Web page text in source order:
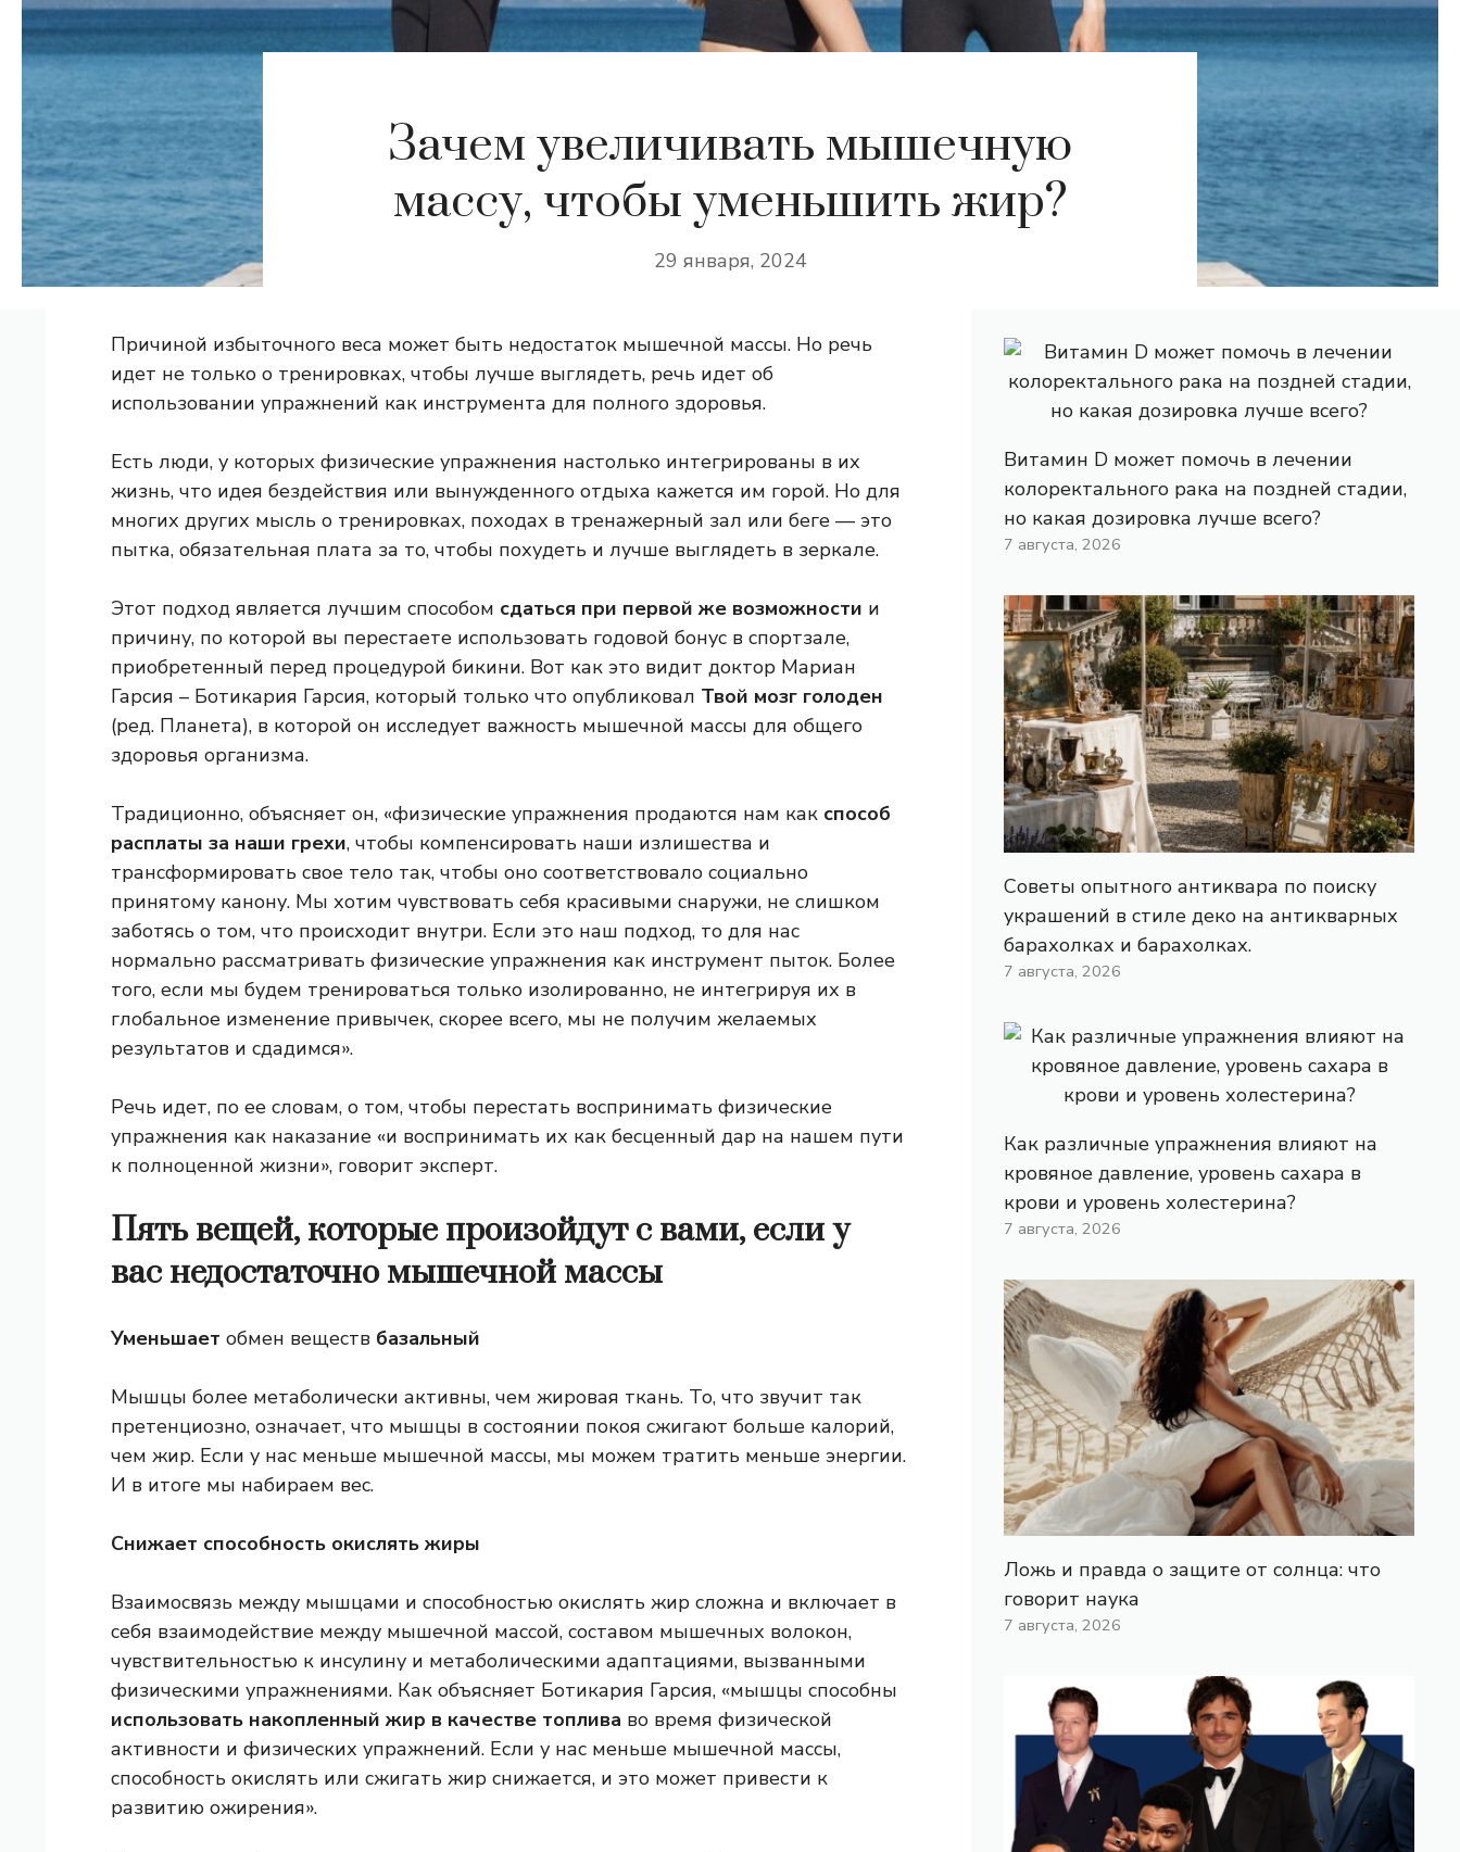
Зачем увеличивать мышечную
массу, чтобы уменьшить жир?
29 января, 2024
Причиной избыточного веса может быть недостаток мышечной массы. Но речь
идет не только о тренировках, чтобы лучше выглядеть, речь идет об
использовании упражнений как инструмента для полного здоровья.
Есть люди, у которых физические упражнения настолько интегрированы в их
жизнь, что идея бездействия или вынужденного отдыха кажется им горой. Но для
многих других мысль о тренировках, походах в тренажерный зал или беге — это
пытка, обязательная плата за то, чтобы похудеть и лучше выглядеть в зеркале.
Этот подход является лучшим способом сдаться при первой же возможности и
причину, по которой вы перестаете использовать годовой бонус в спортзале,
приобретенный перед процедурой бикини. Вот как это видит доктор Мариан
Гарсия – Ботикария Гарсия, который только что опубликовал Твой мозг голоден
(ред. Планета), в которой он исследует важность мышечной массы для общего
здоровья организма.
Традиционно, объясняет он, «физические упражнения продаются нам как способ
расплаты за наши грехи, чтобы компенсировать наши излишества и
трансформировать свое тело так, чтобы оно соответствовало социально
принятому канону. Мы хотим чувствовать себя красивыми снаружи, не слишком
заботясь о том, что происходит внутри. Если это наш подход, то для нас
нормально рассматривать физические упражнения как инструмент пыток. Более
того, если мы будем тренироваться только изолированно, не интегрируя их в
глобальное изменение привычек, скорее всего, мы не получим желаемых
результатов и сдадимся».
Речь идет, по ее словам, о том, чтобы перестать воспринимать физические
упражнения как наказание «и воспринимать их как бесценный дар на нашем пути
к полноценной жизни», говорит эксперт.
Пять вещей, которые произойдут с вами, если у
вас недостаточно мышечной массы
Уменьшает обмен веществ базальный
Мышцы более метаболически активны, чем жировая ткань. То, что звучит так
претенциозно, означает, что мышцы в состоянии покоя сжигают больше калорий,
чем жир. Если у нас меньше мышечной массы, мы можем тратить меньше энергии.
И в итоге мы набираем вес.
Снижает способность окислять жиры
Взаимосвязь между мышцами и способностью окислять жир сложна и включает в
себя взаимодействие между мышечной массой, составом мышечных волокон,
чувствительностью к инсулину и метаболическими адаптациями, вызванными
физическими упражнениями. Как объясняет Ботикария Гарсия, «мышцы способны
использовать накопленный жир в качестве топлива во время физической
активности и физических упражнений. Если у нас меньше мышечной массы,
способность окислять или сжигать жир снижается, и это может привести к
развитию ожирения».
Витамин D может помочь в лечении
колоректального рака на поздней стадии,
но какая дозировка лучше всего?
7 августа, 2026
Советы опытного антиквара по поиску
украшений в стиле деко на антикварных
барахолках и барахолках.
7 августа, 2026
Как различные упражнения влияют на
кровяное давление, уровень сахара в
крови и уровень холестерина?
7 августа, 2026
Ложь и правда о защите от солнца: что
говорит наука
7 августа, 2026